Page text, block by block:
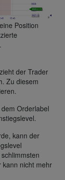
Position
der Trader
Zu diesem
Orderlabel
kann der
kann nicht mehr